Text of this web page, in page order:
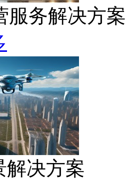
服务解决方案
解决方案